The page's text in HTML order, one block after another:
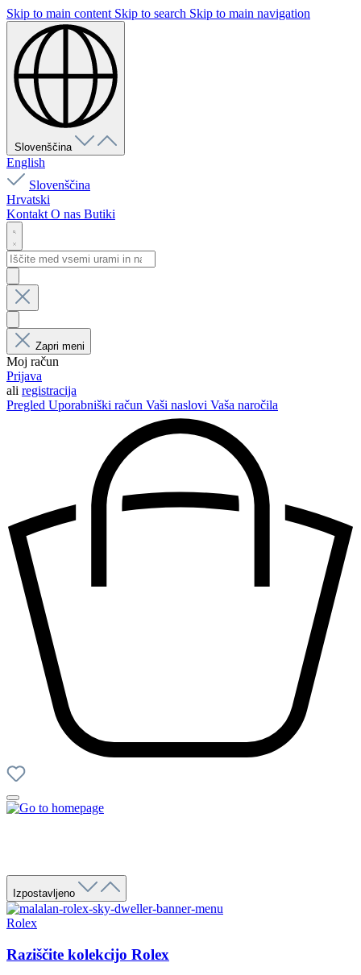
Skip to main content Skip to search Skip to main navigation
Slovenščina
English
Slovenščina
Hrvatski
Kontakt O nas Butiki
Zapri meni
Moj račun
Prijava
ali registracija
Pregled Uporabniški račun Vaši naslovi Vaša naročila
Izpostavljeno
Rolex
Raziščite kolekcijo Rolex